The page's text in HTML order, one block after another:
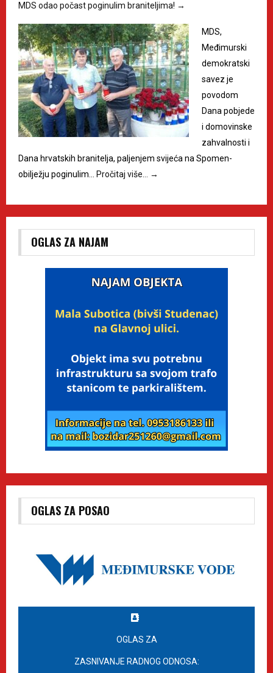
MDS odao počast poginulim braniteljima! →
MDS,
Međimurski
demokratski
savez je
povodom
Dana pobjede
i domovinske
zahvalnosti i
Dana hrvatskih branitelja, paljenjem svijeća na Spomen-
obilježju poginulim…
Pročitaj više… →
OGLAS ZA NAJAM
OGLAS ZA POSAO
OGLAS ZA
ZASNIVANJE RADNOG ODNOSA: